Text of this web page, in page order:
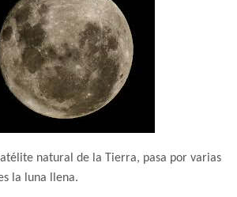
natural de la Tierra, pasa por varias
la luna llena.